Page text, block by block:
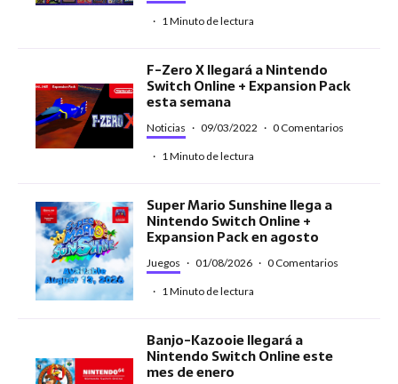
· 1 Minuto de lectura
F-Zero X llegará a Nintendo
Switch Online + Expansion Pack
esta semana
Noticias · 09/03/2022 · 0 Comentarios
· 1 Minuto de lectura
Super Mario Sunshine llega a
Nintendo Switch Online +
Expansion Pack en agosto
Juegos · 01/08/2026 · 0 Comentarios
· 1 Minuto de lectura
Banjo-Kazooie llegará a
Nintendo Switch Online este
mes de enero